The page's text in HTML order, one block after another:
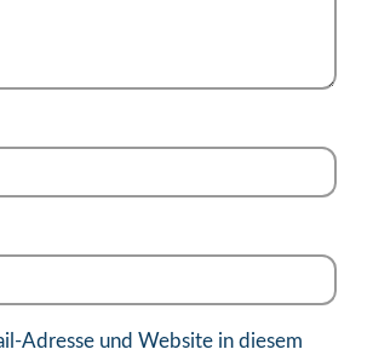
Adresse und Website in diesem